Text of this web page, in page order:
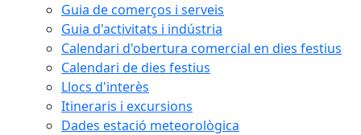
Guia de comerços i serveis
Guia d'activitats i indústria
Calendari d'obertura comercial en dies festius
Calendari de dies festius
Llocs d'interès
Itineraris i excursions
Dades estació meteorològica